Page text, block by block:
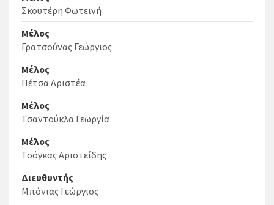
Σκουτέρη Φωτεινή
Μέλος
Γρατσούνας Γεώργιος
Μέλος
Πέτσα Αριστέα
Μέλος
Τσαντούκλα Γεωργία
Μέλος
Τσόγκας Αριστείδης
Διευθυντής
Μπόνιας Γεώργιος